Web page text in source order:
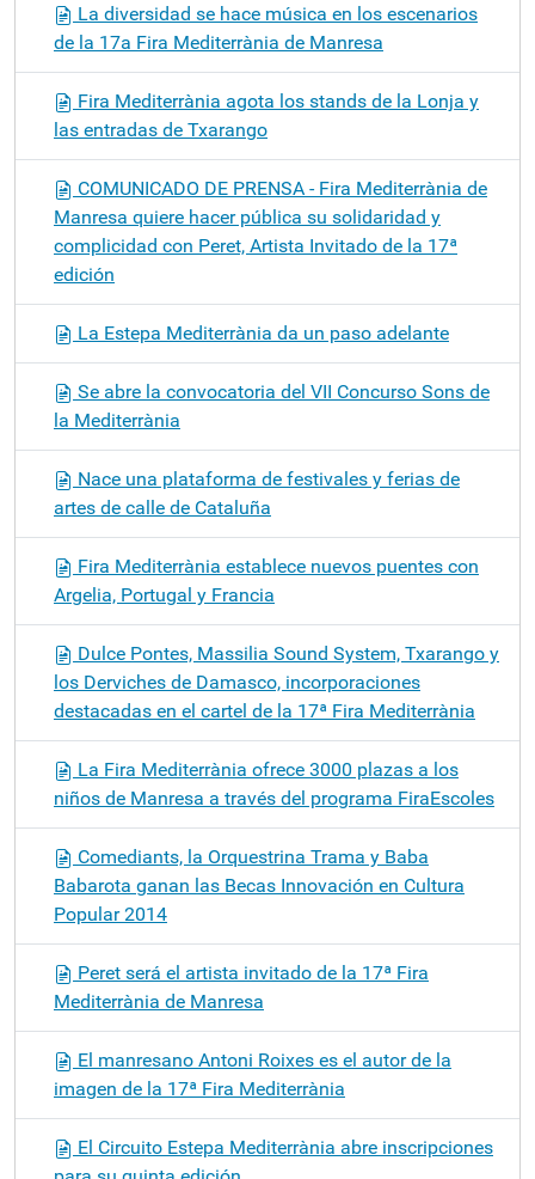
La diversidad se hace música en los escenarios
de la 17a Fira Mediterrània de Manresa
Fira Mediterrània agota los stands de la Lonja y
las entradas de Txarango
COMUNICADO DE PRENSA - Fira Mediterrània de
Manresa quiere hacer pública su solidaridad y
complicidad con Peret, Artista Invitado de la 17ª
edición
La Estepa Mediterrània da un paso adelante
Se abre la convocatoria del VII Concurso Sons de
la Mediterrània
Nace una plataforma de festivales y ferias de
artes de calle de Cataluña
Fira Mediterrània establece nuevos puentes con
Argelia, Portugal y Francia
Dulce Pontes, Massilia Sound System, Txarango y
los Derviches de Damasco, incorporaciones
destacadas en el cartel de la 17ª Fira Mediterrània
La Fira Mediterrània ofrece 3000 plazas a los
niños de Manresa a través del programa FiraEscoles
Comediants, la Orquestrina Trama y Baba
Babarota ganan las Becas Innovación en Cultura
Popular 2014
Peret será el artista invitado de la 17ª Fira
Mediterrània de Manresa
El manresano Antoni Roixes es el autor de la
imagen de la 17ª Fira Mediterrània
El Circuito Estepa Mediterrània abre inscripciones